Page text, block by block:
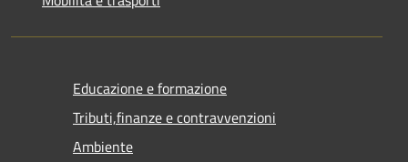
Educazione e formazione
Tributi,finanze e contravvenzioni
Ambiente